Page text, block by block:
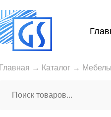
Главная → Каталог →